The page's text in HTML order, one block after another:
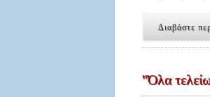
Διαβάστε
"Όλα